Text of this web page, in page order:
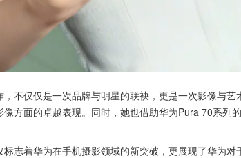
不仅仅是一次品牌与明星的联袂，更是一次影像与
方面的卓越表现。同时，她也借助华为Pura 70系列
志着华为在手机摄影领域的新突破，更展现了华为